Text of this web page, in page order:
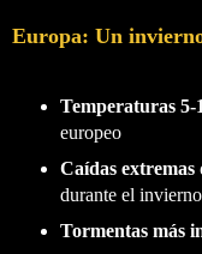
Europa: Un
Temperaturas 5-
europeo
Caídas extremas
durante el invierno
Tormentas más